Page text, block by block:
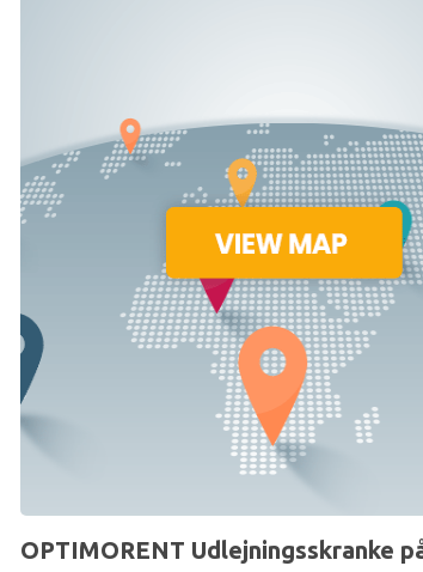
OPTIMORENT Udlejningsskranke